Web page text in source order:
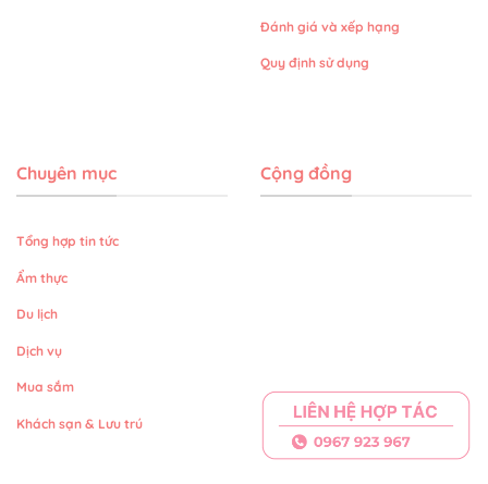
Đánh giá và xếp hạng
Quy định sử dụng
Chuyên mục
Tổng hợp tin tức
Ẩm thực
Du lịch
Dịch vụ
Mua sắm
Khách sạn & Lưu trú
Cộng đồng